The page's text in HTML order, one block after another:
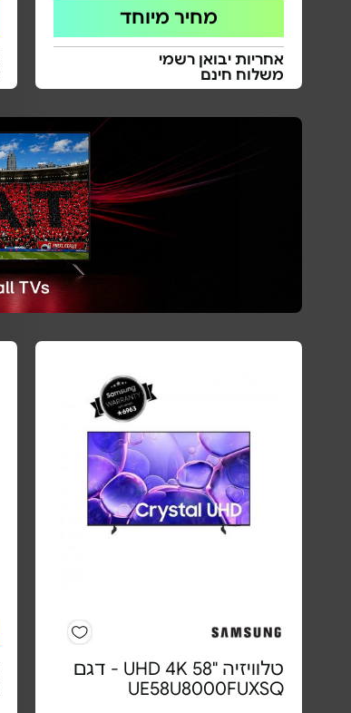
מחיר מיוחד
אחריות יבואן רשמי
משלוח חינם
טלוויזיה "58 UHD 4K - דגם
UE58U8000FUXSQ